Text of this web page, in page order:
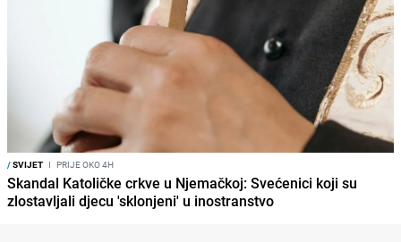
/SVIJET I PRIJE OKO 4H
Skandal Katoličke crkve u Njemačkoj: Svećenici koji su
zlostavljali djecu 'sklonjeni' u inostranstvo